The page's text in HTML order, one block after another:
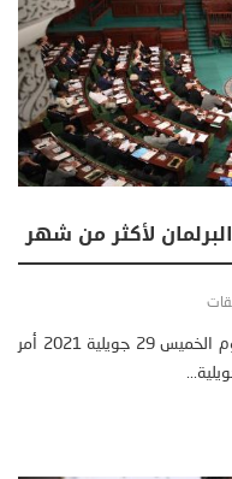
لأكثر من شهر
صدر بالرائد الرسمي للجمهورية التونسية اليوم الخميس 29 جويلية 2021 أمر